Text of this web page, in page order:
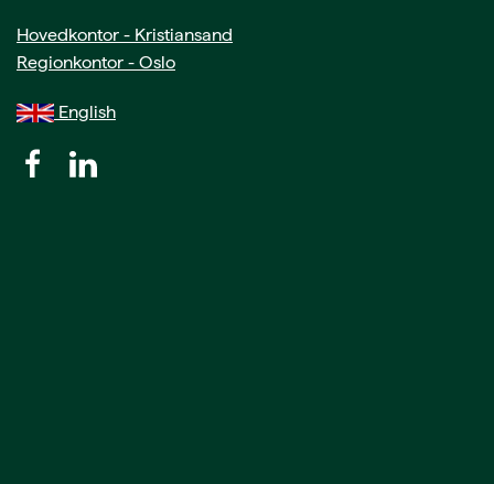
Hovedkontor - Kristiansand
Regionkontor - Oslo
English